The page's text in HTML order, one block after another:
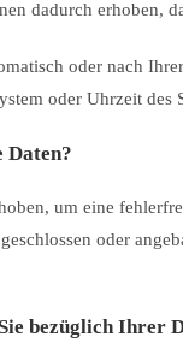
dadurch erhoben,
oder nach
oder Uhrzeit des
um eine
oder
bezüglich Ihrer